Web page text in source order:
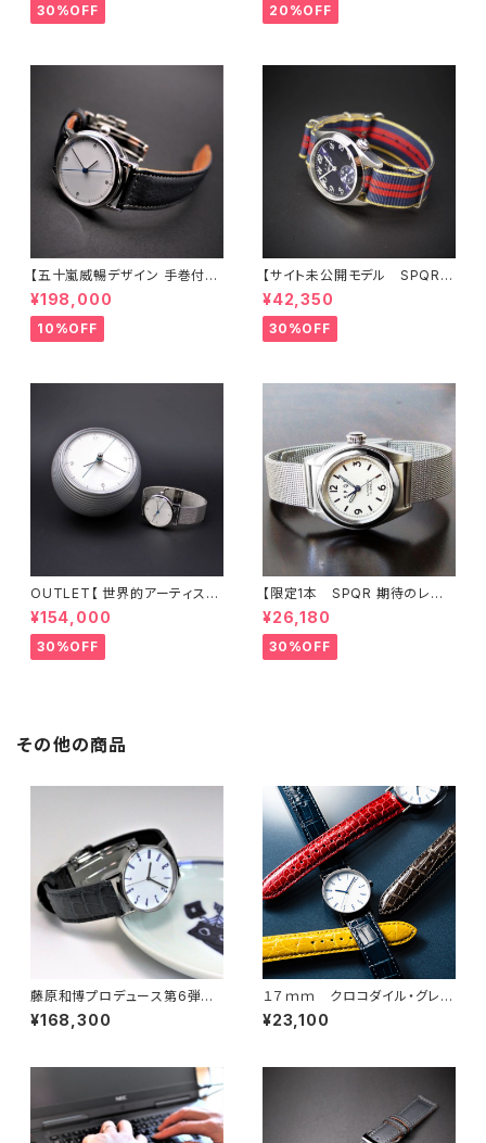
トロ 懐かしいデザイン】 SP
QR Ｕｂｕｄ-Ｑ × シルバー文
30%OFF
ボリー文字盤 × 臙脂色・最高級
クロコダイル・SS三つ折れバッ
20%OFF
【五十嵐威暢デザイン 手巻付自
動巻 earth watch+稲穂・蜻蛉
・有田焼コラボレーション】 ブル
ー天秤秒針の白文字盤 × SOM
ES別注・国産高級車シート革ベ
¥198,000
10%OFF
【サイト未公開モデル SPQR
人気の高い機械式 手巻付自動
巻スモールセコンド Ventuno
ss ネイビー文字盤 × 英
国メーカー直輸入MOD#11ナイ
¥42,350
30%OFF
OUTLET【 世界的アーティスト
五十嵐威暢デザイン 手巻付自
動巻 earth watch 】 ブルー
天秤秒針が象徴的な機械式×ス
テンレスメッシュ 白
¥154,000
30%OFF
【限定1本 SPQR 期待のレディ
ス 小型サイズのシンプルデザイ
ンで使い易さに徹した手巻付自
動巻機械式】 Ventuno fs
ーｘ アイボリー文字盤×ステン
¥26,180
30%OFF
その他の商品
藤原和博プロデュース第6弾
オリジナル9時りゅうず 有田焼
の名門しん窯 青花藍盛文字ミク
¥168,300
１７ｍｍ クロコダイル・グレー
ジング仕上げ 最高級クロコダ
イル・７カラー選択 × SSミラ
¥23,100